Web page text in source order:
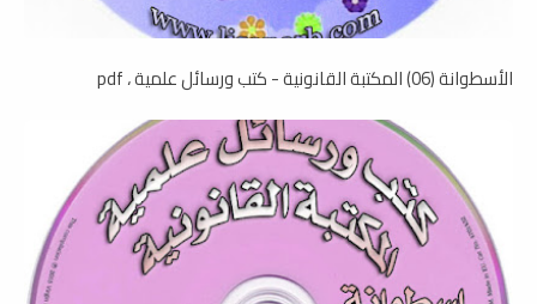
الأسطوانة (06) المكتبة القانونية - كتب ورسائل علمية ، pdf